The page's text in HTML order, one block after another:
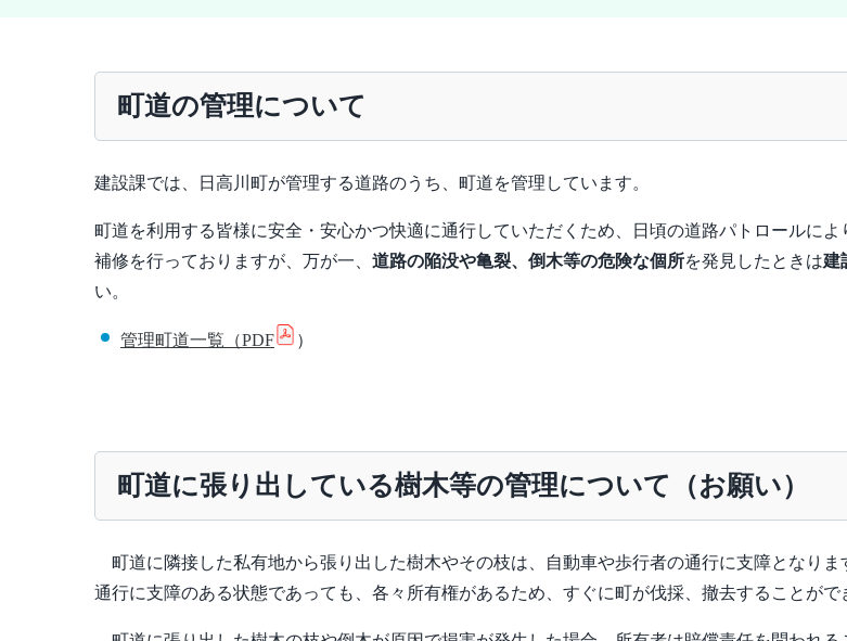
町道の管理について
建設課では、日高川町が管理する道路のうち、町道を管理しています。
町道を利用する皆様に安全・安心かつ快適に通行していただくため、日頃の道路パトロールによ
補修を行っておりますが、万が一、 道路の陥没や亀裂、倒木等の危険な個所を発見したときは建
い。
管理町道一覧（PDF ）
町道に張り出している樹木等の管理について（お願い）
町道に隣接した私有地から張り出した樹木やその枝は、自動車や歩行者の通行に支障となりま
通行に支障のある状態であっても、各々所有権があるため、すぐに町が伐採、撤去することがで